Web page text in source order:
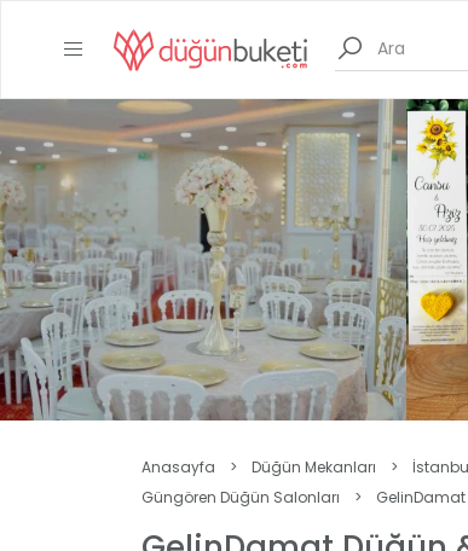
Anasayfa > Düğün Mekanları >
Güngören Düğün Salonları
>